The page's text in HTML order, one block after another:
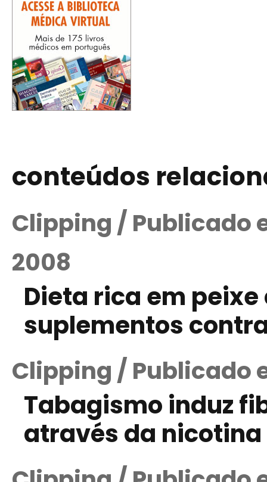
conteúdos
Clipping / Publicado
2008
Dieta rica em
suplementos
Clipping / Publicado
Tabagismo induz
através da nicotina